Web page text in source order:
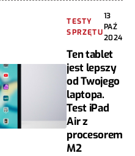
TESTY
SPRZĘTU
13
PAŹ
2024
Ten tablet
jest lepszy
od Twojego
laptopa.
Test iPad
Air z
procesorem
M2